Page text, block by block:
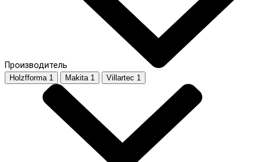
Производитель
Holzfforma 1 Makita 1 Villartec 1